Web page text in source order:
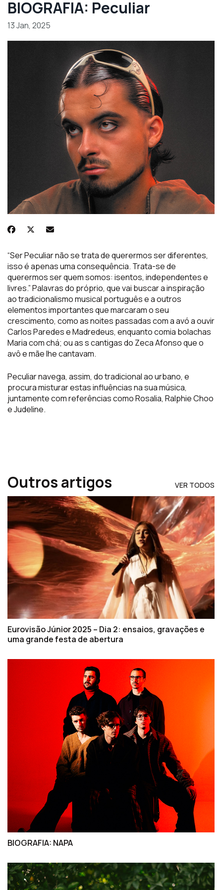
BIOGRAFIA: Peculiar
13 Jan, 2025
“Ser Peculiar não se trata de querermos ser diferentes,
isso é apenas uma consequência. Trata-se de
querermos ser quem somos: isentos, independentes e
livres.” Palavras do próprio, que vai buscar a inspiração
ao tradicionalismo musical português e a outros
elementos importantes que marcaram o seu
crescimento, como as noites passadas com a avó a ouvir
Carlos Paredes e Madredeus, enquanto comia bolachas
Maria com chá; ou as s cantigas do Zeca Afonso que o
avô e mãe lhe cantavam.
Peculiar navega, assim, do tradicional ao urbano, e
procura misturar estas influências na sua música,
juntamente com referências como Rosalia, Ralphie Choo
e Judeline.
Outros artigos VER TODOS
Eurovisão Júnior 2025 – Dia 2: ensaios, gravações e
uma grande festa de abertura
BIOGRAFIA: NAPA